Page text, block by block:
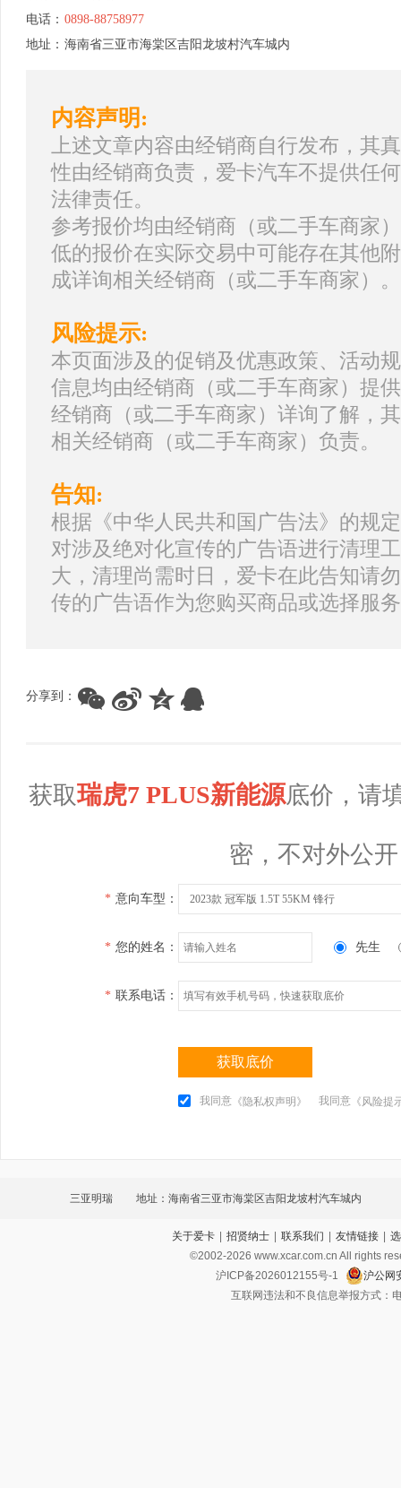
电话： 0898-88758977
地址： 海南省三亚市海棠区吉阳龙坡村汽车城内
内容声明:
上述文章内容由经销商自行发布，其
性由经销商负责，爱卡汽车不提供任
法律责任。
参考报价均由经销商（或二手车商家
低的报价在实际交易中可能存在其他
成详询相关经销商（或二手车商家）。
风险提示:
本页面涉及的促销及优惠政策、活动
信息均由经销商（或二手车商家）提
经销商（或二手车商家）详询了解，
相关经销商（或二手车商家）负责。
告知:
根据《中华人民共和国广告法》的规
对涉及绝对化宣传的广告语进行清理
大，清理尚需时日，爱卡在此告知请
传的广告语作为您购买商品或选择服
分享到：
获取瑞虎7 PLUS新能源底价，请
密，不对外公
* 意向车型： 2023款 冠军版 1.5T 55KM 锋行
* 您的姓名： 先生
* 联系电话：
获取底价
我同意 《隐私权声明》 我同意 《风险提
三亚明瑞 地址：海南省三亚市海棠区吉阳龙坡村汽车城内
关于爱卡 | 招贤纳士 | 联系我们 | 友情链接 |
©2002-2026 www.xcar.com.cn All rights
沪ICP备2026012155号-1
沪公网
互联网违法和不良信息举报方式：